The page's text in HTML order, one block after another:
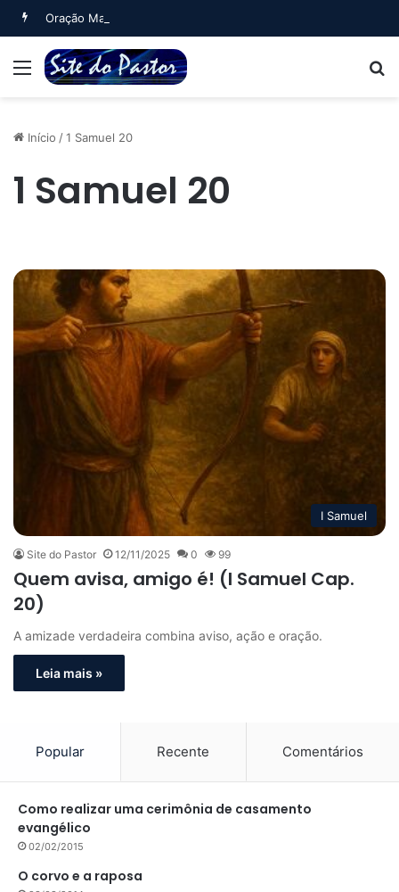
Oração Matinal (Salmo 5)
Menu
Início /1 Samuel 20
1 Samuel 20
I Samuel
Site do Pastor 12/11/2025 0 99
Quem avisa, amigo é! (I Samuel Cap.
20)
A amizade verdadeira combina aviso, ação e oração.
Leia mais »
Popular Recente Comentários
Como realizar uma cerimônia de casamento
evangélico
02/02/2015
O corvo e a raposa